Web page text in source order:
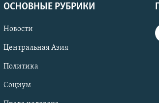
ОСНОВНЫЕ РУБРИКИ
Новости
Центральная Азия
Политика
Социум